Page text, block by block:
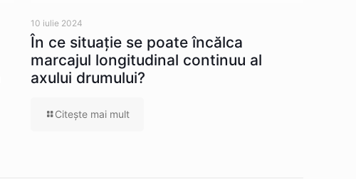
10 iulie 2024
În ce situaţie se poate încălca
marcajul longitudinal continuu al
axului drumului?
Citeşte mai mult